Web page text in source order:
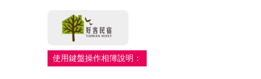
使用鍵盤操作相簿說明：